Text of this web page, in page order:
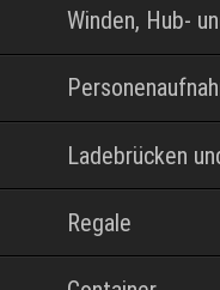
Winden, Hub-
Ladebrücken
Regale